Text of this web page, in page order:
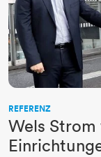
REFERENZ
Wels Strom